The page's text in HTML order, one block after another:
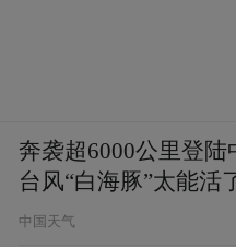
奔袭超6000公里登陆
台风“白海豚”太能活
中国天气